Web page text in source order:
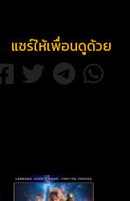
แชร์ให้เพื่อนดูด้วย